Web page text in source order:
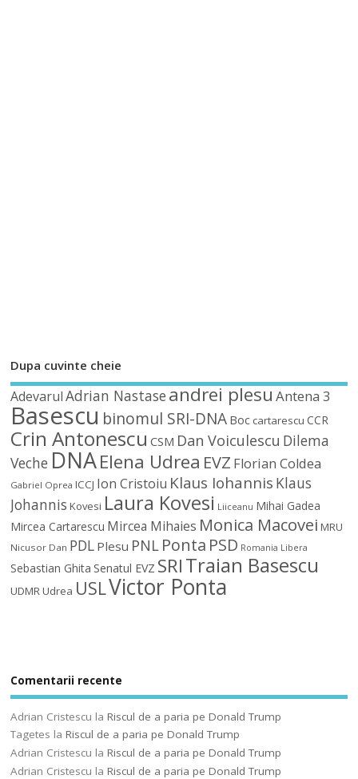
Dupa cuvinte cheie
Adevarul Adrian Nastaseandrei plesuAntena 3
Basescu binomul SRI-DNA Boc cartarescu CCR
Crin Antonescu CSM Dan Voiculescu Dilema
Veche DNAElena Udrea EVZ Florian Coldea
Gabriel Oprea ICCJ Ion Cristoiu Klaus Iohannis Klaus
Johannis Kovesi Laura Kovesi Liiceanu Mihai Gadea
Mircea Cartarescu Mircea Mihaies Monica Macovei MRU
Nicusor Dan PDL Plesu PNL Ponta PSD Romania Libera
Sebastian Ghita Senatul EVZ SRITraian Basescu
UDMRUdrea USLVictor Ponta
Comentarii recente
Adrian Cristescu laRiscul de a paria pe Donald Trump
Tagetes laRiscul de a paria pe Donald Trump
Adrian Cristescu laRiscul de a paria pe Donald Trump
Adrian Cristescu laRiscul de a paria pe Donald Trump